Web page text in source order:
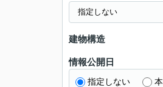
建物構造
情報公開日
指定しない